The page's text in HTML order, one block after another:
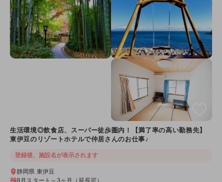
生活環境◎飲食店、スーパー徒歩圏内！【満了率の高い勤務先】
東伊豆のリゾートホテルで仲居さんのお仕事♪
登録後、施設名が表示されます
静岡県 東伊豆
8月スタート～3ヶ月（延長可）